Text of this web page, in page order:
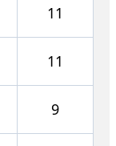
11
11
9